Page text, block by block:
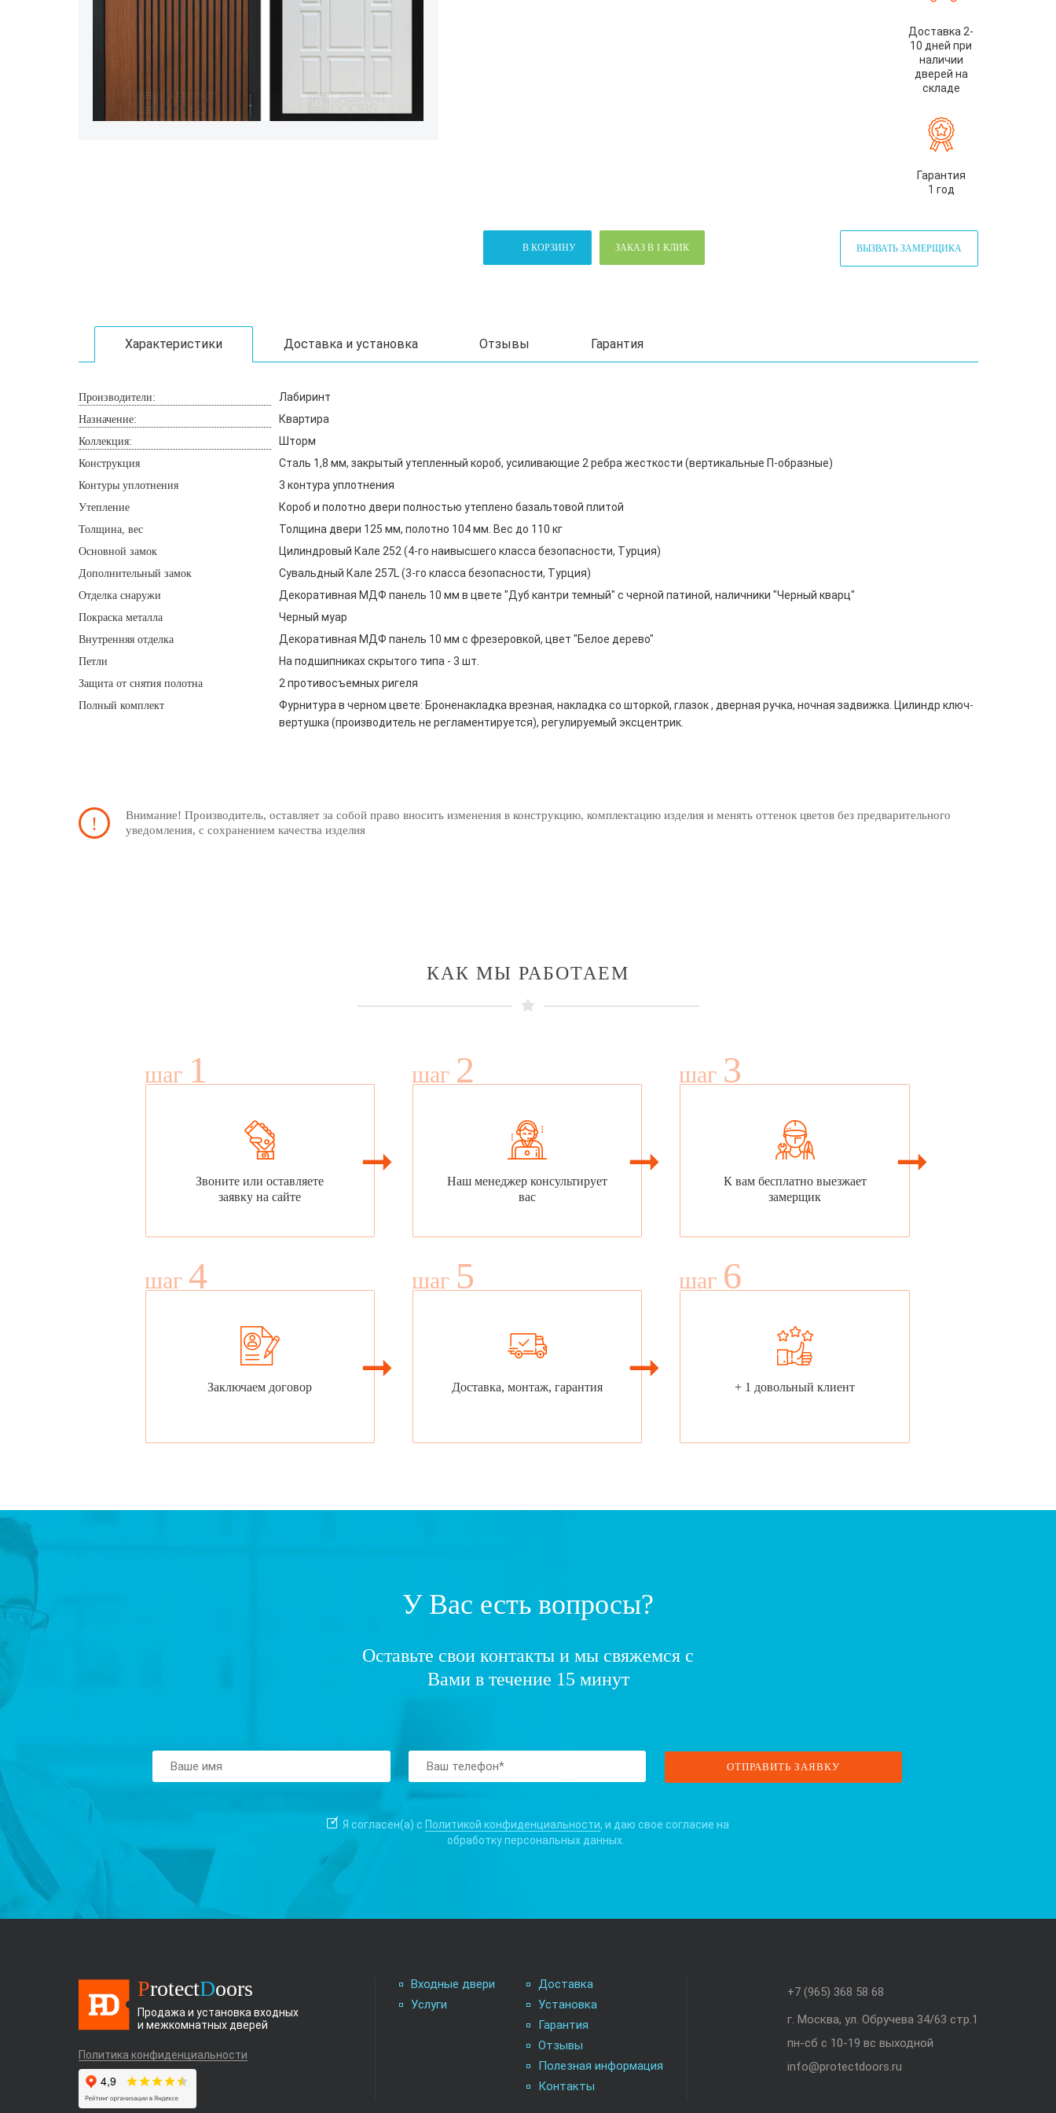
Доставка 2-
10 дней при
наличии
дверей на
складе
Гарантия
1 год
В КОРЗИНУ ЗАКАЗ В 1 КЛИК ВЫЗВАТЬ ЗАМЕРЩИКА
Характеристики Доставка и установка Отзывы Гарантия
Производители: Лабиринт
Назначение: Квартира
Коллекция: Шторм
Конструкция Сталь 1,8 мм, закрытый утепленный короб, усиливающие 2 ребра жесткости (вертикальные П-образные)
Контуры уплотнения 3 контура уплотнения
Утепление Короб и полотно двери полностью утеплено базальтовой плитой
Толщина, вес Толщина двери 125 мм, полотно 104 мм. Вес до 110 кг
Основной замок Цилиндровый Кале 252 (4-го наивысшего класса безопасности, Турция)
Дополнительный замок Сувальдный Кале 257L (3-го класса безопасности, Турция)
Отделка снаружи Декоративная МДФ панель 10 мм в цвете "Дуб кантри темный" с черной патиной, наличники "Черный кварц"
Покраска металла Черный муар
Внутренняя отделка Декоративная МДФ панель 10 мм с фрезеровкой, цвет "Белое дерево"
Петли На подшипниках скрытого типа - 3 шт.
Защита от снятия полотна 2 противосъемных ригеля
Полный комплект
Фурнитура в черном цвете: Броненакладка врезная, накладка со шторкой, глазок , дверная ручка, ночная задвижка. Цилиндр ключ-
вертушка (производитель не регламентируется), регулируемый эксцентрик.
Внимание! Производитель, оставляет за собой право вносить изменения в конструкцию, комплектацию изделия и менять оттенок цветов без предварительного
уведомления, с сохранением качества изделия
КАК МЫ РАБОТАЕМ
шаг 1
Звоните или оставляете
заявку на сайте
шаг 2
Наш менеджер консультирует
вас
шаг 3
К вам бесплатно выезжает
замерщик
шаг 4
Заключаем договор
шаг 5
Доставка, монтаж, гарантия
шаг 6
+ 1 довольный клиент
У Вас есть вопросы?
Оставьте свои контакты и мы свяжемся с
Вами в течение 15 минут
Я согласен(а) с Политикой конфиденциальности, и даю свое согласие на
обработку персональных данных.
ProtectDoors
Продажа и установка входных
и межкомнатных дверей
Политика конфиденциальности
Входные двери
Услуги
Доставка
Установка
Гарантия
Отзывы
Полезная информация
Контакты
+7 (965) 368 58 68
г. Москва, ул. Обручева 34/63 стр.1
пн-сб с 10-19 вс выходной
info@protectdoors.ru